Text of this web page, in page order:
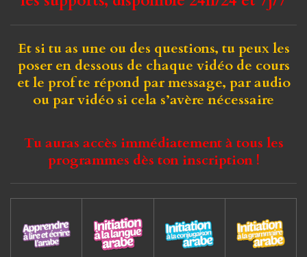
Et si tu as une ou des questions, tu peux les
poser en dessous de chaque vidéo de cours
et le prof te répond par message, par audio
ou par vidéo si cela s’avère nécessaire
Tu auras accès immédiatement à tous les
programmes dès ton inscription !